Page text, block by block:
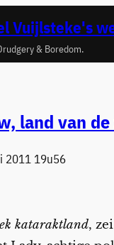
Vuijlsteke's
& Boredom.
land van
2011 19u56
kataraktland,